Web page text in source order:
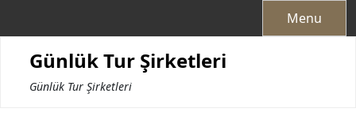
Menu
Günlük Tur Şirketleri
Günlük Tur Şirketleri